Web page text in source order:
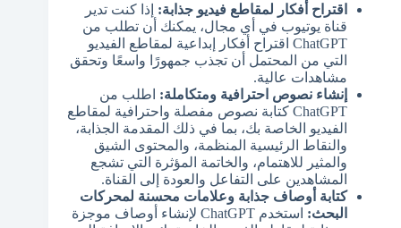
اقتراح أفكار لمقاطع فيديو جذابة: إذا كنت تدير
قناة يوتيوب في أي مجال، يمكنك أن تطلب من
ChatGPT اقتراح أفكار إبداعية لمقاطع الفيديو
التي من المحتمل أن تجذب جمهورًا واسعًا وتحقق
مشاهدات عالية.
إنشاء نصوص احترافية ومتكاملة: اطلب من
ChatGPT كتابة نصوص مفصلة واحترافية لمقاطع
الفيديو الخاصة بك، بما في ذلك المقدمة الجذابة،
والنقاط الرئيسية المنظمة، والمحتوى الشيق
والمثير للاهتمام، والخاتمة المؤثرة التي تشجع
المشاهدين على التفاعل والعودة إلى القناة.
كتابة أوصاف جذابة وعلامات محسنة لمحركات
البحث:
استخدم ChatGPT لإنشاء أوصاف موجزة